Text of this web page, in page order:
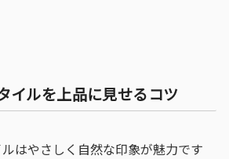
イルを上品に見せるコツ
はやさしく自然な印象が魅力です